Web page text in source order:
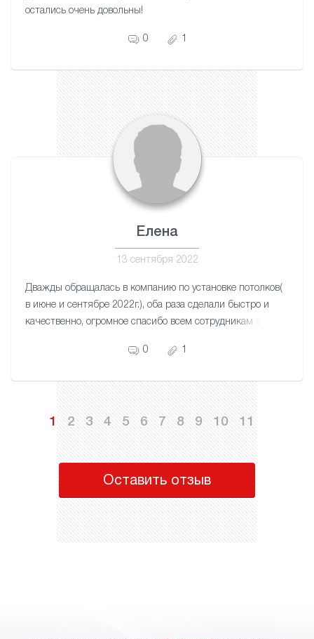
остались очень довольны!
0 1
Елена
13 сентября 2022
Дважды обращалась в компанию по установке потолков(
в июне и сентябре 2022г.), оба раза сделали быстро и
качественно, огромное спасибо всем сотрудникам за
0
1
1 2 3 4 5 6 7 8 9 10 11
Оставить отзыв